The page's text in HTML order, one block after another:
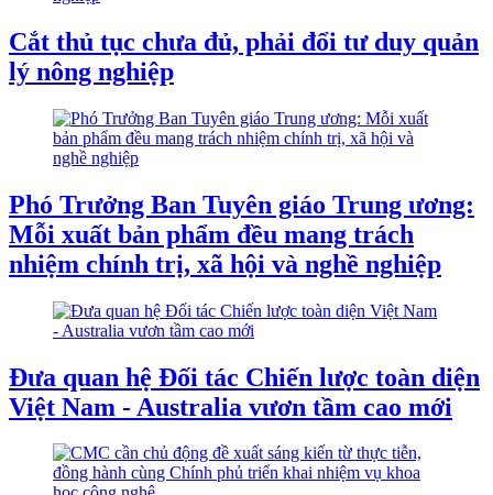
Cắt thủ tục chưa đủ, phải đổi tư duy quản
lý nông nghiệp
Phó Trưởng Ban Tuyên giáo Trung ương:
Mỗi xuất bản phẩm đều mang trách
nhiệm chính trị, xã hội và nghề nghiệp
Đưa quan hệ Đối tác Chiến lược toàn diện
Việt Nam - Australia vươn tầm cao mới